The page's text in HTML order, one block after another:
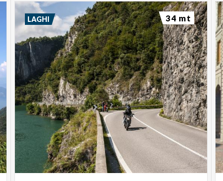
LAGHI 34 mt